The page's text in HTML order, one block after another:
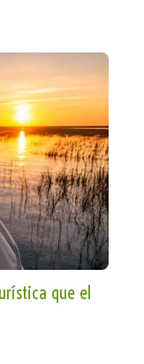
que el